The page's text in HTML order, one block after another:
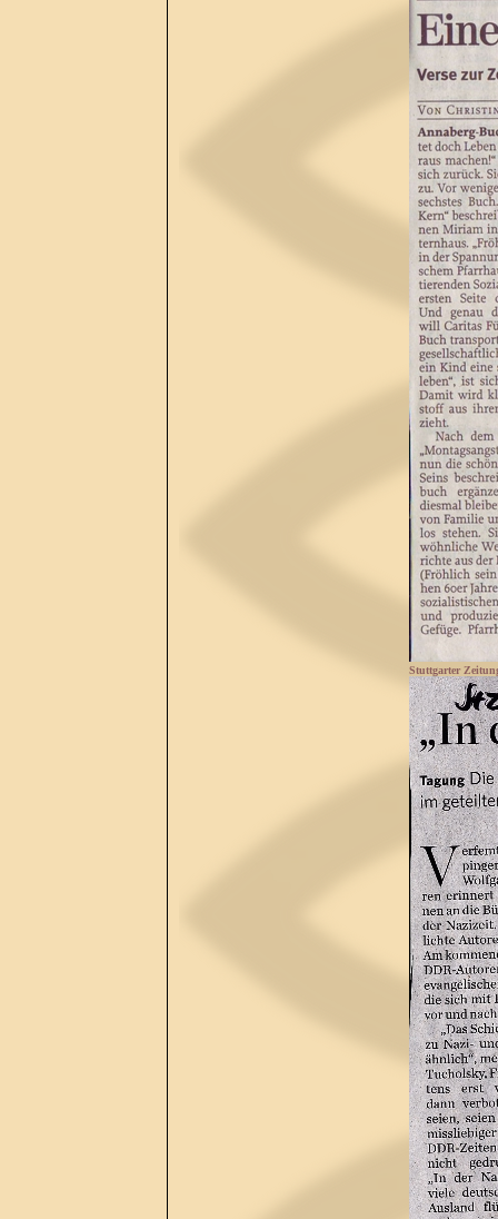
Stuttgarter